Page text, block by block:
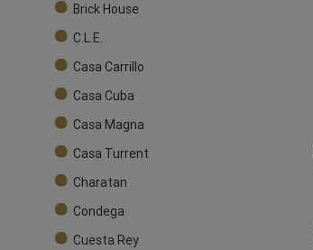
Brick House
C.L.E.
Casa Carrillo
Casa Cuba
Casa Magna
Casa Turrent
Charatan
Condega
Cuesta Rey